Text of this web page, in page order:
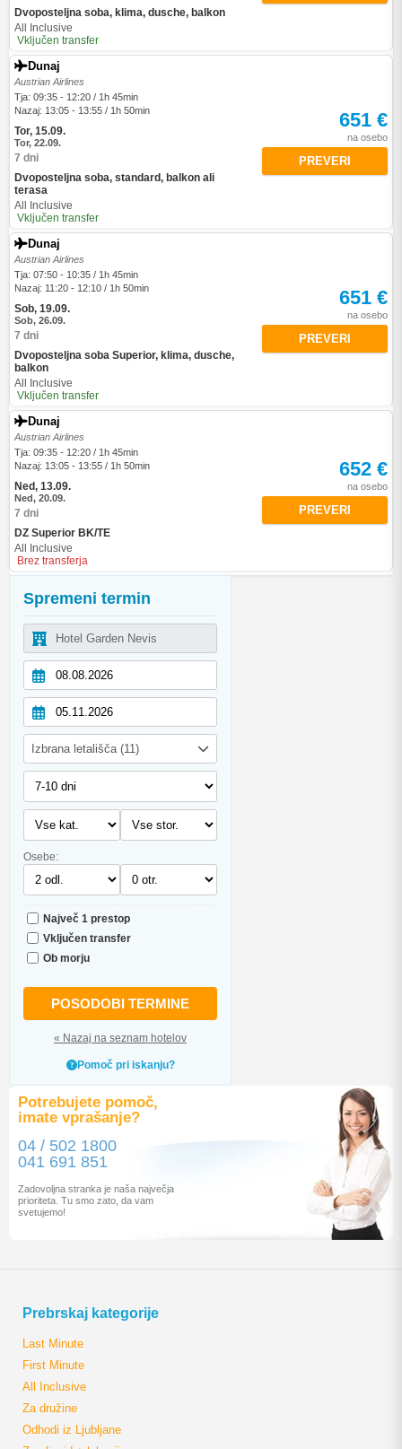
Spremeni termin
Izbrana letališča (11)
Osebe:
Največ 1 prestop
Vključen transfer
Ob morju
POSODOBI TERMINE
« Nazaj na seznam hotelov
Pomoč pri iskanju?
Potrebujete pomoč,
imate vprašanje?
04 / 502 1800
041 691 851
Zadovoljna stranka je naša največja
prioriteta. Tu smo zato, da vam
svetujemo!
Dvoposteljna soba, klima, dusche, balkon
All Inclusive
Vključen transfer
Dunaj
Austrian Airlines
Tja: 09:35 - 12:20 / 1h 45min
Nazaj: 13:05 - 13:55 / 1h 50min
Tor, 15.09.
Tor, 22.09.
7 dni
Dvoposteljna soba, standard, balkon ali
terasa
All Inclusive
Vključen transfer
651 €
na osebo
PREVERI
Dunaj
Austrian Airlines
Tja: 07:50 - 10:35 / 1h 45min
Nazaj: 11:20 - 12:10 / 1h 50min
Sob, 19.09.
Sob, 26.09.
7 dni
Dvoposteljna soba Superior, klima, dusche,
balkon
All Inclusive
Vključen transfer
651 €
na osebo
PREVERI
Dunaj
Austrian Airlines
Tja: 09:35 - 12:20 / 1h 45min
Nazaj: 13:05 - 13:55 / 1h 50min
Ned, 13.09.
Ned, 20.09.
7 dni
DZ Superior BK/TE
All Inclusive
Brez transferja
652 €
na osebo
PREVERI
Prebrskaj kategorije
Last Minute
First Minute
All Inclusive
Za družine
Odhodi iz Ljubljane